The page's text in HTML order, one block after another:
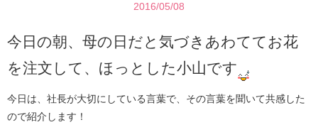
2016/05/08
今日の朝、母の日だと気づきあわててお花
を注文して、ほっとした小山です
今日は、社長が大切にしている言葉で、その言葉を聞いて共感した
ので紹介します！